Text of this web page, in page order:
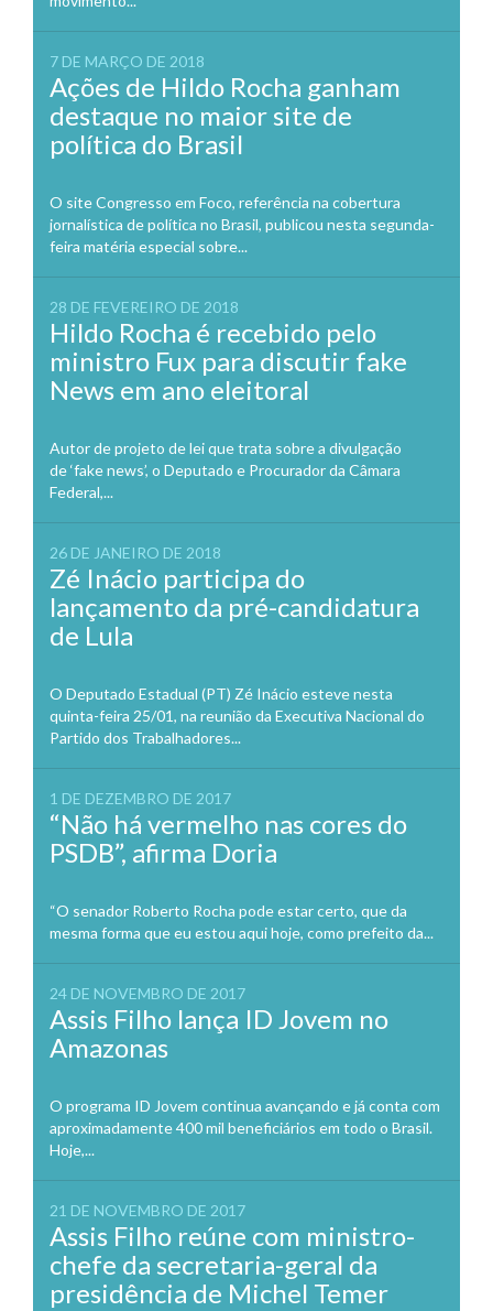
7 DE MARÇO DE 2018
Ações de Hildo Rocha ganham
destaque no maior site de
política do Brasil
O site Congresso em Foco, referência na cobertura
jornalística de política no Brasil, publicou nesta segunda-
feira matéria especial sobre...
28 DE FEVEREIRO DE 2018
Hildo Rocha é recebido pelo
ministro Fux para discutir fake
News em ano eleitoral
Autor de projeto de lei que trata sobre a divulgação
de ‘fake news’, o Deputado e Procurador da Câmara
Federal,...
26 DE JANEIRO DE 2018
Zé Inácio participa do
lançamento da pré-candidatura
de Lula
O Deputado Estadual (PT) Zé Inácio esteve nesta
quinta-feira 25/01, na reunião da Executiva Nacional do
Partido dos Trabalhadores...
1 DE DEZEMBRO DE 2017
“Não há vermelho nas cores do
PSDB”, afirma Doria
“O senador Roberto Rocha pode estar certo, que da
mesma forma que eu estou aqui hoje, como prefeito da...
24 DE NOVEMBRO DE 2017
Assis Filho lança ID Jovem no
Amazonas
O programa ID Jovem continua avançando e já conta com
aproximadamente 400 mil beneficiários em todo o Brasil.
Hoje,...
21 DE NOVEMBRO DE 2017
Assis Filho reúne com ministro-
chefe da secretaria-geral da
presidência de Michel Temer